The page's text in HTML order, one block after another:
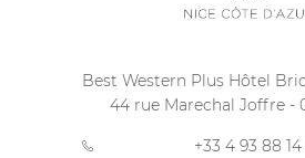
Best Western Plus Hôtel
44 rue Marechal Joffre -
+33 4 93 88